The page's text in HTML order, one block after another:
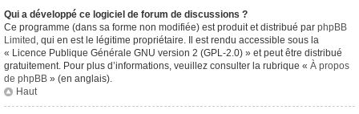
Qui a développé ce logiciel de forum de discussions ?
Ce programme (dans sa forme non modifiée) est produit et distribué par phpBB
Limited , qui en est le légitime propriétaire. Il est rendu accessible sous la
« Licence Publique Générale GNU version 2 (GPL-2.0) » et peut être distribué
gratuitement. Pour plus d’informations, veuillez consulter la rubrique « À propos
de phpBB » (en anglais).
Haut